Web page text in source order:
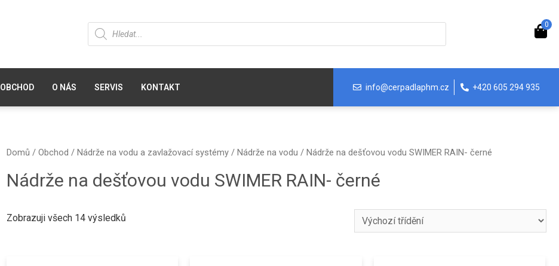
0
OBCHOD O NÁS SERVIS KONTAKT info@cerpadlaphm.cz +420 605 294 935
Domů /Obchod /Nádrže na vodu a zavlažovací systémy /Nádrže na vodu / Nádrže na dešťovou vodu SWIMER RAIN- černé
Nádrže na dešťovou vodu SWIMER RAIN- černé
Zobrazuji všech 14 výsledků